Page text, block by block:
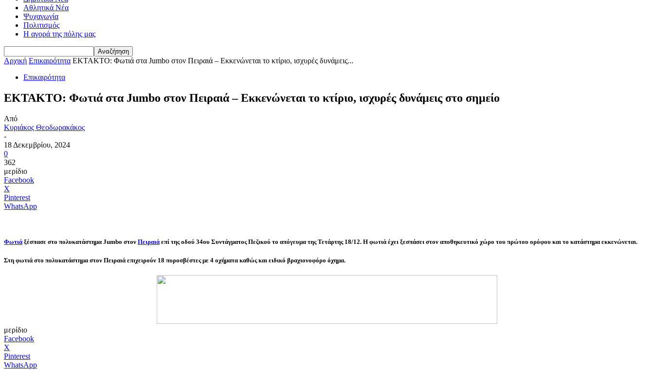
Αθλητικά Νέα
Ψυχαγωγία
Πολιτισμός
Η αγορά της πόλης μας
Αρχική Επικαιρότητα EKTAKTO: Φωτιά στα Jumbo στον Πειραιά – Εκκενώνεται το κτίριο, ισχυρές δυνάμεις...
Επικαιρότητα
EKTAKTO: Φωτιά στα Jumbo στον Πειραιά – Εκκενώνεται το κτίριο, ισχυρές δυνάμεις στο σημείο
Από
Κυριάκος Θεοδωρακάκος
-
18 Δεκεμβρίου, 2024
0
362
μερίδιο
Facebook
X
Pinterest
WhatsApp
Φωτιά ξέσπασε στο πολυκατάστημα Jumbo στον Πειραιά επί της οδού 34ου Συντάγματος Πεζικού το απόγευμα της Τετάρτης 18/12. Η φωτιά έχει ξεσπάσει στον αποθηκευτικό χώρο του πρώτου ορόφου και το κατάστημα εκκενώνεται.
Στη φωτιά στο πολυκατάστημα στον Πειραιά επιχειρούν 18 πυροσβέστες με 4 οχήματα καθώς και ειδικό βραχιονοφόρο όχημα.
μερίδιο
Facebook
X
Pinterest
WhatsApp